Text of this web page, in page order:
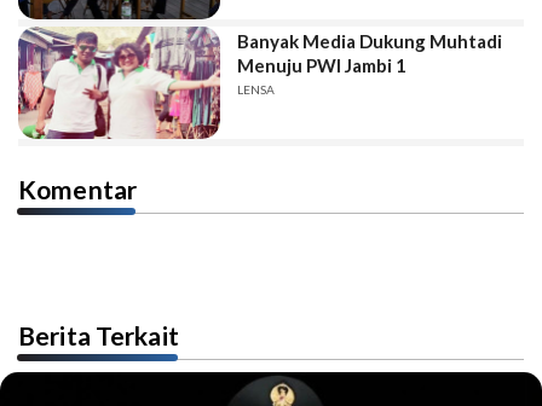
Banyak Media Dukung Muhtadi
Menuju PWI Jambi 1
LENSA
Komentar
Berita Terkait